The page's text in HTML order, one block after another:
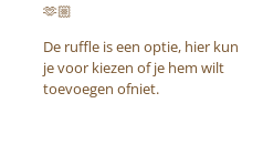
🫶🏼
De ruffle is een optie, hier kun
je voor kiezen of je hem wilt
toevoegen ofniet.